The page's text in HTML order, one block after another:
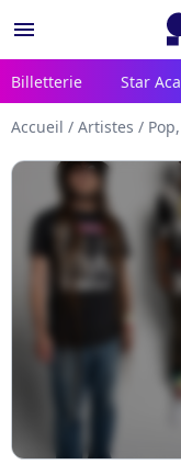
menu
Billetterie Star
Accueil / Artistes /